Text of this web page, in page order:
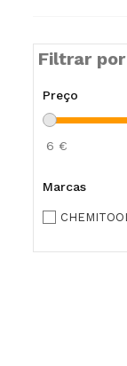
Filtrar por
Preço
6 €
Marcas